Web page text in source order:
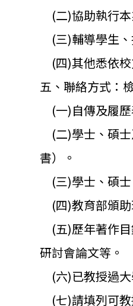
(二)協助執行本
(三)輔導學生、
(四)其他悉依校
五、聯絡方式：
(一)自傳及履歷
(二)學士、碩
書）。
(三)學士、碩士
(四)教育部頒助
(五)歷年著作目
研討會論文等。
(六)已教授過大
(七)請填列可教